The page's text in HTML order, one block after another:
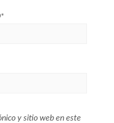
*
y sitio web en este